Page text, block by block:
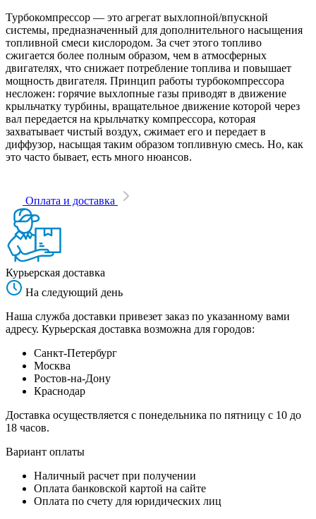
Турбокомпрессор — это агрегат выхлопной/впускной
системы, предназначенный для дополнительного насыщения
топливной смеси кислородом. За счет этого топливо
сжигается более полным образом, чем в атмосферных
двигателях, что снижает потребление топлива и повышает
мощность двигателя. Принцип работы турбокомпрессора
несложен: горячие выхлопные газы приводят в движение
крыльчатку турбины, вращательное движение которой через
вал передается на крыльчатку компрессора, которая
захватывает чистый воздух, сжимает его и передает в
диффузор, насыщая таким образом топливную смесь. Но, как
это часто бывает, есть много нюансов.
Оплата и доставка
Курьерская доставка
На следующий день
Наша служба доставки привезет заказ по указанному вами
адресу. Курьерская доставка возможна для городов:
Санкт-Петербург
Москва
Ростов-на-Дону
Краснодар
Доставка осуществляется с понедельника по пятницу с 10 до
18 часов.
Вариант оплаты
Наличный расчет при получении
Оплата банковской картой на сайте
Оплата по счету для юридических лиц